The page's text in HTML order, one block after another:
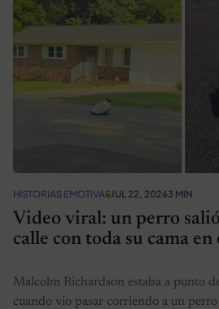
HISTORIAS EMOTIVASJUL 22, 20263 MIN
Video viral: un perro
calle con toda su cama en
Malcolm Richardson estaba a punto
cuando vio pasar corriendo a un perro